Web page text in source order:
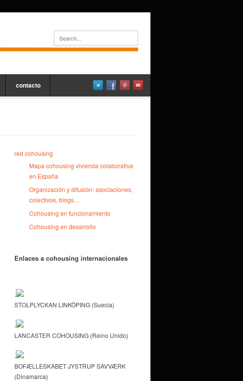
contacto
red cohousing
Mapa cohousing vivienda colaborativa
en España
Organización y difusión: asociaciones,
colectivos, blogs…
Cohousing en funcionamiento
Cohousing en desarrollo
Enlaces a cohousing internacionales
.
STOLPLYCKAN LINKÖPING (Suecia)
.
LANCASTER COHOUSING (Reino Unido)
.
BOFÆLLESKABET JYSTRUP SAVVÆRK
(Dinamarca)